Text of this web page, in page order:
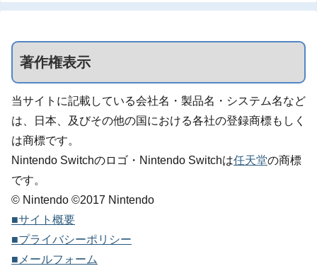
著作権表示
当サイトに記載している会社名・製品名・システム名など
は、日本、及びその他の国における各社の登録商標もしく
は商標です。
Nintendo Switchのロゴ・Nintendo Switchは任天堂の商標
です。
© Nintendo ©2017 Nintendo
■サイト概要
■プライバシーポリシー
■メールフォーム